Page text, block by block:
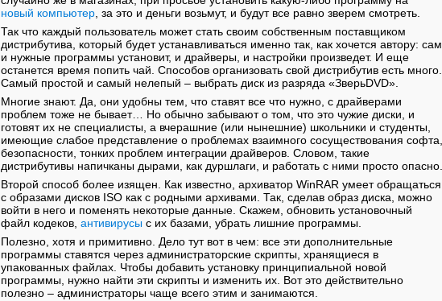
новый компьютер , за это и деньги возьмут, и будут все равно зверем смотреть.
Так что каждый пользователь может стать своим собственным поставщиком
дистрибутива, который будет устанавливаться именно так, как хочется автору: сам
и нужные программы установит, и драйверы, и настройки произведет. И еще
останется время попить чай. Способов организовать свой дистрибутив есть много.
Самый простой и самый нелепый – выбрать диск из разряда «ЗверьDVD».
Многие знают. Да, они удобны тем, что ставят все что нужно, с драйверами
проблем тоже не бывает… Но обычно забывают о том, что это чужие диски, и
готовят их не специалисты, а вчерашние (или нынешние) школьники и студенты,
имеющие слабое представление о проблемах взаимного сосуществования софта,
безопасности, тонких проблем интеграции драйверов. Словом, такие
дистрибутивы напичканы дырами, как дуршлаги, и работать с ними просто опасно.
Второй способ более изящен. Как известно, архиватор WinRAR умеет обращаться
с образами дисков ISO как с родными архивами. Так, сделав образ диска, можно
войти в него и поменять некоторые данные. Скажем, обновить установочный
файл кодеков, антивирусы с их базами, убрать лишние программы.
Полезно, хотя и примитивно. Дело тут вот в чем: все эти дополнительные
программы ставятся через администраторские скрипты, хранящиеся в
упакованных файлах. Чтобы добавить установку принципиальной новой
программы, нужно найти эти скрипты и изменить их. Вот это действительно
полезно – администраторы чаще всего этим и занимаются.